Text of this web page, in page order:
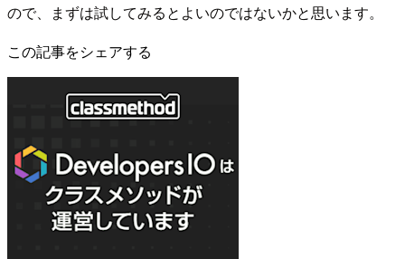
ので、まずは試してみるとよいのではないかと思います。
この記事をシェアする